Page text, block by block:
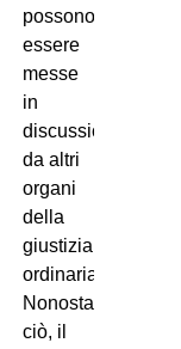
possono
essere
messe
in
discussione
da altri
organi
della
giustizia
ordinaria.
Nonostante
ciò, il